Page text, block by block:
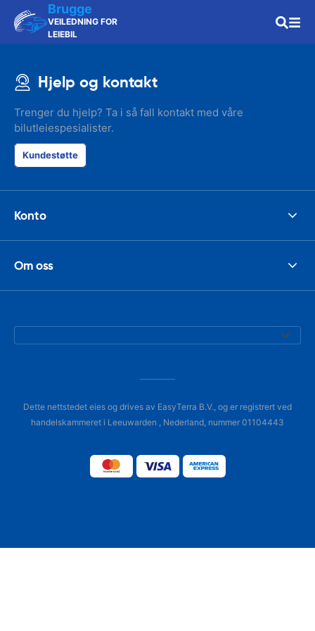
Brugge
VEILEDNING FOR
LEIEBIL
Hjelp og kontakt
Trenger du hjelp? Ta i så fall kontakt med våre
bilutleiespesialister.
Kundestøtte
Konto
Om oss
Dette nettstedet eies og drives av EasyTerra B.V., og er registrert ved
handelskammeret i Leeuwarden , Nederland, nummer 01104443